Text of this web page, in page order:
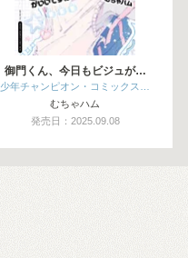
御門くん、今日もビジュが…
少年チャンピオン・コミックス…
むちゃハム
発売日：2025.09.08